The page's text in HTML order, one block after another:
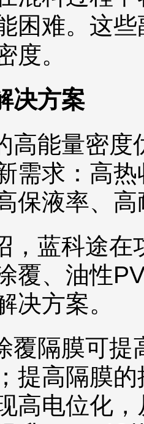
困难。这
度。
决方案
高能量密度
需求：高
保液率、
，蓝科途在
覆、油性
决方案。
覆隔膜可
提高隔膜
高电位化